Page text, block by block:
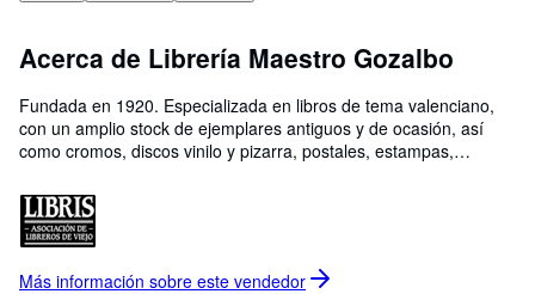
Acerca de Librería Maestro Gozalbo
Fundada en 1920. Especializada en libros de tema valenciano,
con un amplio stock de ejemplares antiguos y de ocasión, así
como cromos, discos vinilo y pizarra, postales, estampas,
coleccionismo. Los envíos a la Península a través de MRW 24h.
En otro caso por correos. Lamentablemente no aceptamos
contra reembolso. Pagos mediante ingreso, transferencia
bancaria, tarjeta Visa o Mastercard (No electrón)
Más información sobre este vendedor